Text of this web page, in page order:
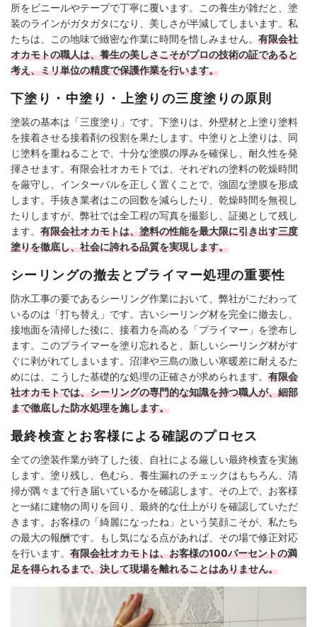
所をビニールやテープで丁寧に覆います。この養生が雑だと、塗
装のラインがガタガタになり、美しさが半減してしまいます。私
たちは、この地味で緻密な作業に時間を惜しみません。 有限会社
オカモトの職人は、養生の美しさこそがプロの技術の証であると
考え、ミリ単位の精度で保護作業を行います。
下塗り・中塗り・上塗りの三度塗りの原則
塗装の基本は「三度塗り」です。下塗りは、外壁材と上塗り塗料
を接着させる接着剤の役割を果たします。中塗りと上塗りは、同
じ塗料を重ねることで、十分な塗膜の厚みを確保し、耐久性を発
揮させます。有限会社オカモトでは、それぞれの塗料の乾燥時間
を厳守し、インターバルを正しく置くことで、強固な塗膜を形成
します。手抜き業者はこの回数を減らしたり、乾燥時間を無視し
たりしますが、弊社では全工程の写真を撮影し、証拠として残し
ます。 有限会社オカモトは、塗料の性能を最大限に引き出す三度
塗りを徹底し、社会に誇れる品質を実現します。
シーリングの撤去とプライマー処理の重要性
防水工事の要であるシーリング作業において、弊社がこだわって
いるのは「打ち替え」です。古いシーリング材を完全に撤去し、
接地面を清掃した後に、接着力を高める「プライマー」を塗布し
ます。このプライマーを塗り忘れると、新しいシーリング材がす
ぐに剥がれてしまいます。沼津や三島の激しい寒暖差に耐えるた
めには、こうした基礎的な処理の正確さが求められます。 有限会
社オカモトでは、シーリングの専門的な知識を持つ職人が、細部
まで徹底した防水処理を施します。
最終検査とお客様による確認のプロセス
全ての塗装作業が終了した後、自社による厳しい最終検査を実施
します。塗り残し、色むら、養生漏れのチェックはもちろん、清
掃が隅々まで行き届いているかを確認します。その上で、お客様
と一緒に建物の周りを回り、最終的な仕上がりを確認していただ
きます。お客様の「綺麗になったね」という笑顔こそが、私たち
の最大の報酬です。もし気になる点があれば、その場で修正対応
を行います。 有限会社オカモトは、お客様の100パーセントの満
足を得られるまで、決して現場を離れることはありません。